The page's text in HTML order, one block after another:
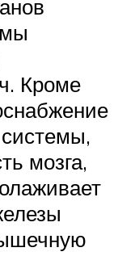
Кроме
мозга,